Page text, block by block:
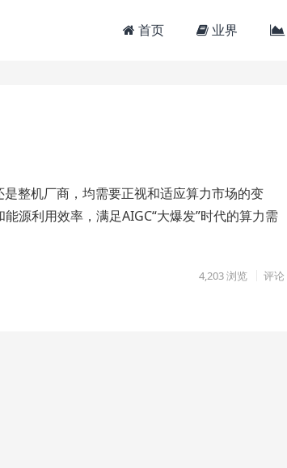
首页 业界
整机厂商，均需要正视和适应算力市场的变
源利用效率，满足AIGC“大爆发”时代的算力需
4,203浏览 评论